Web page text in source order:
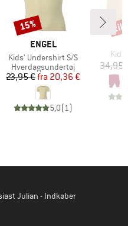
MÆRKE
ENGEL
Artikel
Kids' Undershirt S/S
Produktgruppe
Hverdagsundertøj
Pris
23,95 € Nedsat pris
fra 20,36 €
5,0( 1)
Rabat
15%
34,95
til
Julian - Indkøber